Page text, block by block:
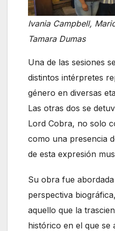
Ivania Campbell,
Tamara Dumas
Una de las sesiones
distintos intérpretes
género en diversas
Las otras dos se
Lord Cobra, no solo
como una presencia
de esta expresión
Su obra fue
perspectiva
aquello que la
histórico en el que se